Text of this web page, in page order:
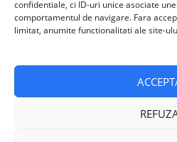
confidentiale, ci ID-uri unice asociate
comportamentul de navigare. Fara
limitat, anumite functionalitati ale site-
VALM Electrical